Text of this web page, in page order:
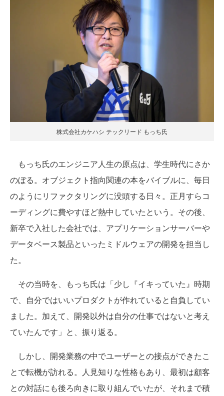
株式会社カケハシ テックリード もっち氏
もっち氏のエンジニア人生の原点は、学生時代にさか
のぼる。オブジェクト指向関連の本をバイブルに、毎日
のようにリファクタリングに没頭する日々。正月すらコ
ーディングに費やすほど熱中していたという。その後、
新卒で入社した会社では、アプリケーションサーバーや
データベース製品といったミドルウェアの開発を担当し
た。
その当時を、もっち氏は「少し『イキっていた』時期
で、自分ではいいプロダクトが作れていると自負してい
ました。加えて、開発以外は自分の仕事ではないと考え
ていたんです」と、振り返る。
しかし、開発業務の中でユーザーとの接点ができたこ
とで転機が訪れる。人見知りな性格もあり、最初は顧客
との対話にも後ろ向きに取り組んでいたが、それまで積